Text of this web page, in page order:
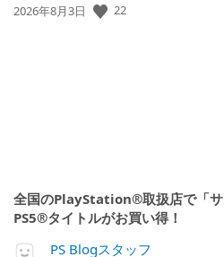
公
2026年8月3日 22
全国のPlayStation®取扱店で「サ
PS5®タイトルがお買い得！
PS Blogスタッフ